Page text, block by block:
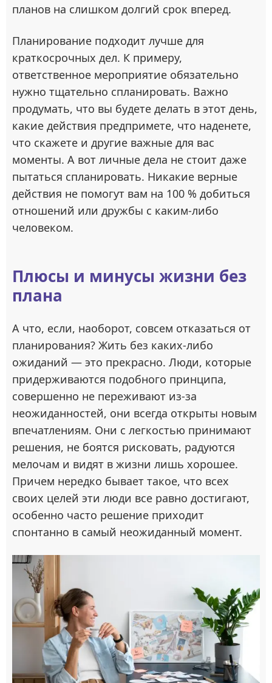
планов на слишком долгий срок вперед.
Планирование подходит лучше для
краткосрочных дел. К примеру,
ответственное мероприятие обязательно
нужно тщательно спланировать. Важно
продумать, что вы будете делать в этот день,
какие действия предпримете, что наденете,
что скажете и другие важные для вас
моменты. А вот личные дела не стоит даже
пытаться спланировать. Никакие верные
действия не помогут вам на 100 % добиться
отношений или дружбы с каким-либо
человеком.
Плюсы и минусы жизни без
плана
А что, если, наоборот, совсем отказаться от
планирования? Жить без каких-либо
ожиданий — это прекрасно. Люди, которые
придерживаются подобного принципа,
совершенно не переживают из-за
неожиданностей, они всегда открыты новым
впечатлениям. Они с легкостью принимают
решения, не боятся рисковать, радуются
мелочам и видят в жизни лишь хорошее.
Причем нередко бывает такое, что всех
своих целей эти люди все равно достигают,
особенно часто решение приходит
спонтанно в самый неожиданный момент.